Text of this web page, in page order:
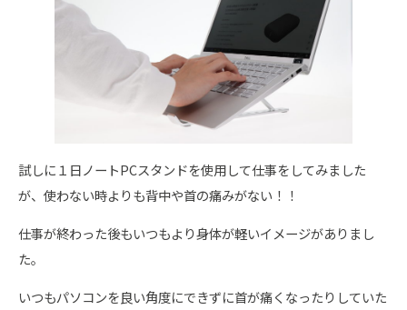
試しに１日ノートPCスタンドを使用して仕事をしてみました
が、使わない時よりも背中や首の痛みがない！！
仕事が終わった後もいつもより身体が軽いイメージがありまし
た。
いつもパソコンを良い角度にできずに首が痛くなったりしていた